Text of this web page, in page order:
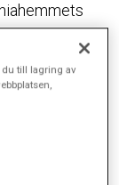
av
manifestet.
du till lagring av